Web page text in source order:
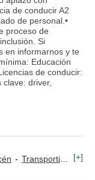
de conducir A2
de personal.•
proceso de
Si
en informarnos y te
Educación
de conducir:
driver,
Transportista, Mensajero y Conductor [+]